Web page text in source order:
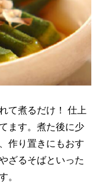
て煮るだけ！ 仕上
ます。煮た後に少
作り置きにもおす
ざるそばといった
。